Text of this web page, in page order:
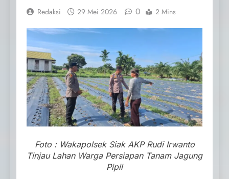
Redaksi 29 Mei 2026 0 2 Mins
Foto : Wakapolsek Siak AKP Rudi Irwanto
Tinjau Lahan Warga Persiapan Tanam Jagung
Pipil